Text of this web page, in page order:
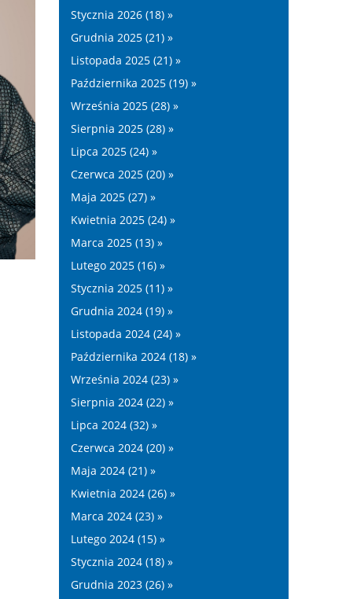
Stycznia 2026 (18) »
Grudnia 2025 (21) »
Listopada 2025 (21) »
Października 2025 (19) »
Września 2025 (28) »
Sierpnia 2025 (28) »
Lipca 2025 (24) »
Czerwca 2025 (20) »
Maja 2025 (27) »
Kwietnia 2025 (24) »
Marca 2025 (13) »
Lutego 2025 (16) »
Stycznia 2025 (11) »
Grudnia 2024 (19) »
Listopada 2024 (24) »
Października 2024 (18) »
Września 2024 (23) »
Sierpnia 2024 (22) »
Lipca 2024 (32) »
Czerwca 2024 (20) »
Maja 2024 (21) »
Kwietnia 2024 (26) »
Marca 2024 (23) »
Lutego 2024 (15) »
Stycznia 2024 (18) »
Grudnia 2023 (26) »